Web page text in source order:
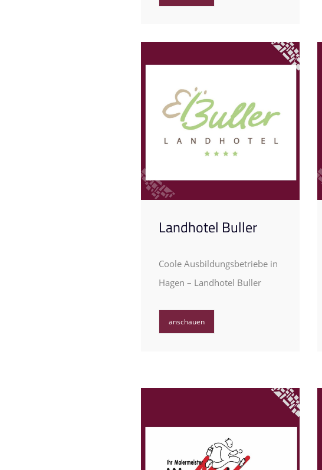
Landhotel Buller
Coole Ausbildungsbetriebe in
Hagen – Landhotel Buller
anschauen